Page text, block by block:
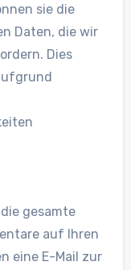
sie die
Daten, die wir
Dies
gesamte
auf Ihren
eine E-Mail zur